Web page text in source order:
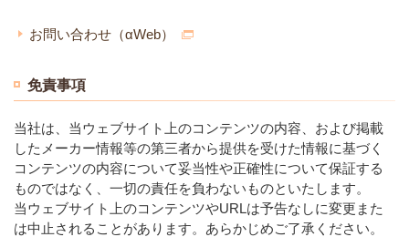
お問い合わせ（αWeb）
免責事項
当社は、当ウェブサイト上のコンテンツの内容、および掲載
したメーカー情報等の第三者から提供を受けた情報に基づく
コンテンツの内容について妥当性や正確性について保証する
ものではなく、一切の責任を負わないものといたします。
当ウェブサイト上のコンテンツやURLは予告なしに変更また
は中止されることがあります。あらかじめご了承ください。